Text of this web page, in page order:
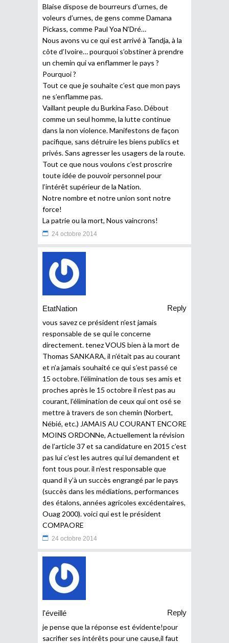
Blaise dispose de bourreurs d’urnes, de
voleurs d’urnes, de gens comme Damana
Pickass, comme Paul Yoa N’Dré…
Nous avons vu ce qui est arrivé à Tandja, à la
côte d’Ivoire… pourquoi s’obstiner à prendre
un chemin qui va enflammer le pays ?
Pourquoi ?
Tout ce que je souhaite c’est que mon pays
ne s’enflamme pas.
Vaillant peuple du Burkina Faso. Débout
comme un seul homme, la lutte continue
dans la non violence. Manifestons de façon
pacifique, sans détruire les biens publics et
privés. Sans agresser les usagers de la route.
Tout ce que nous voulons c’est proscrire
toute idée de pouvoir personnel pour
l’intérêt supérieur de la Nation.
Notre nombre et notre union sont notre
force!
La patrie ou la mort, Nous vaincrons!
24 octobre 2014
EtatNation
Reply
vous savez ce président n’est jamais
responsable de se qui le concerne
directement. tenez VOUS bien à la mort de
Thomas SANKARA, il n’était pas au courant
et n’a jamais souhaité ce qui s’est passé ce
15 octobre. l’élimination de tous ses amis et
proches après le 15 octobre il n’est pas au
courant, l’élimination de ceux qui ont osé se
mettre à travers de son chemin (Norbert,
Nébié, etc.) JAMAIS AU COURANT ENCORE
MOINS ORDONNe, Actuellement la révision
de l’article 37 et sa candidature en 2015 c’est
pas lui c’est les autres qui lui demandent et
font tous pour. il n’est responsable que
quand il y’à un succès engrangé par le pays
(succès dans les médiations, performances
des étalons, années agricoles excédentaires,
Ouag 2000). voici qui est le président
COMPAORE
24 octobre 2014
l'éveillé
Reply
je pense que la réponse est évidente!pour
sacrifier ses intérêts pour une cause,il faut